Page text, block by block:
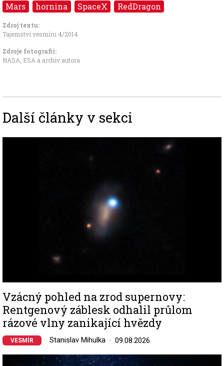
Mars hornina SpaceX RedDragon
Zdroj textu:
Tajemství vesmíru 4/2014
Zdroje fotografii:
NASA, ESA a archiv autora
Další články v sekci
Vzácný pohled na zrod supernovy:
Rentgenový záblesk odhalil průlom
rázové vlny zanikající hvězdy
VESMÍR Stanislav Mihulka 09.08.2026
Image